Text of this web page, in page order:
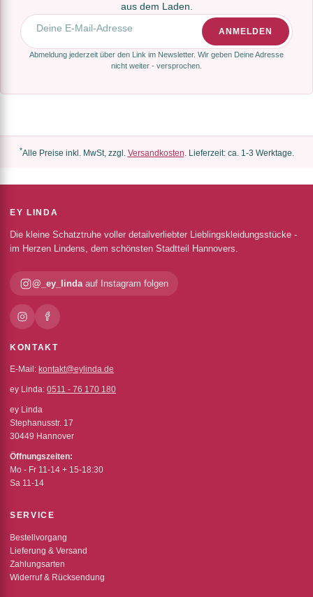
aus dem Laden.
E-Mail-Adresse
ANMELDEN
Abmeldung jederzeit über den Link im Newsletter. Wir geben Deine Adresse
nicht weiter - versprochen.
*Alle Preise inkl. MwSt, zzgl. Versandkosten. Lieferzeit: ca. 1-3 Werktage.
EY LINDA
Die kleine Schatztruhe voller detailverliebter Lieblingskleidungsstücke -
im Herzen Lindens, dem schönsten Stadtteil Hannovers.
@_ey_lindaauf Instagram folgen
KONTAKT
E-Mail: kontakt@eylinda.de
ey Linda: 0511 - 76 170 180
ey Linda
Stephanusstr. 17
30449 Hannover
Öffnungszeiten:
Mo - Fr 11-14 + 15-18:30
Sa 11-14
SERVICE
Bestellvorgang
Lieferung & Versand
Zahlungsarten
Widerruf & Rücksendung